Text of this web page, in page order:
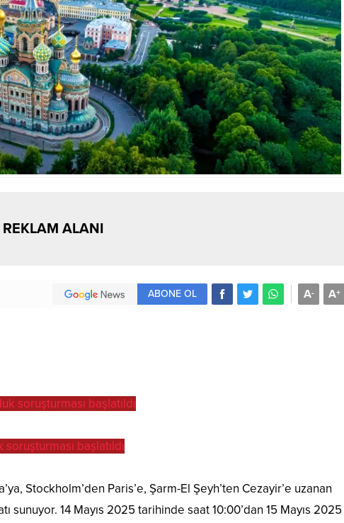
REKLAM ALANI
A+
A-
ABONE OL
başlatıldı
Stockholm’den Paris’e, Şarm-El Şeyh’ten Cezayir’e uzanan
sunuyor. 14 Mayıs 2025 tarihinde saat 10:00’dan 15 Mayıs 2025